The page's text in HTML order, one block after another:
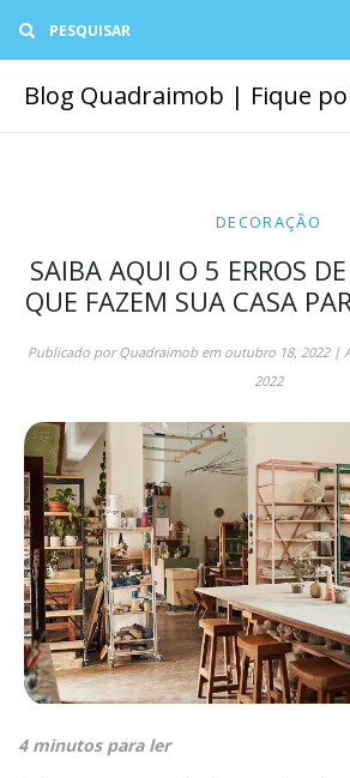
Blog Quadraimob | Fique
DECORAÇÃO
SAIBA AQUI O 5 ERROS
QUE FAZEM SUA CASA
Publicado porQuadraimob em outubro 18, 2022|
2022
4 minutos para ler